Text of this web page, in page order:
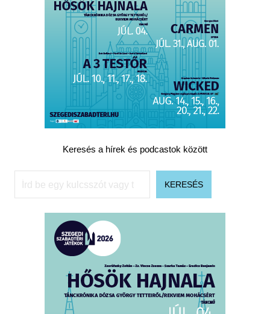
Keresés a hírek és podcastok között
Keresés
KERESÉS